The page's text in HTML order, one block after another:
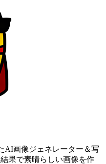
AI画像ジェネレーター＆写
果で素晴らしい画像を作